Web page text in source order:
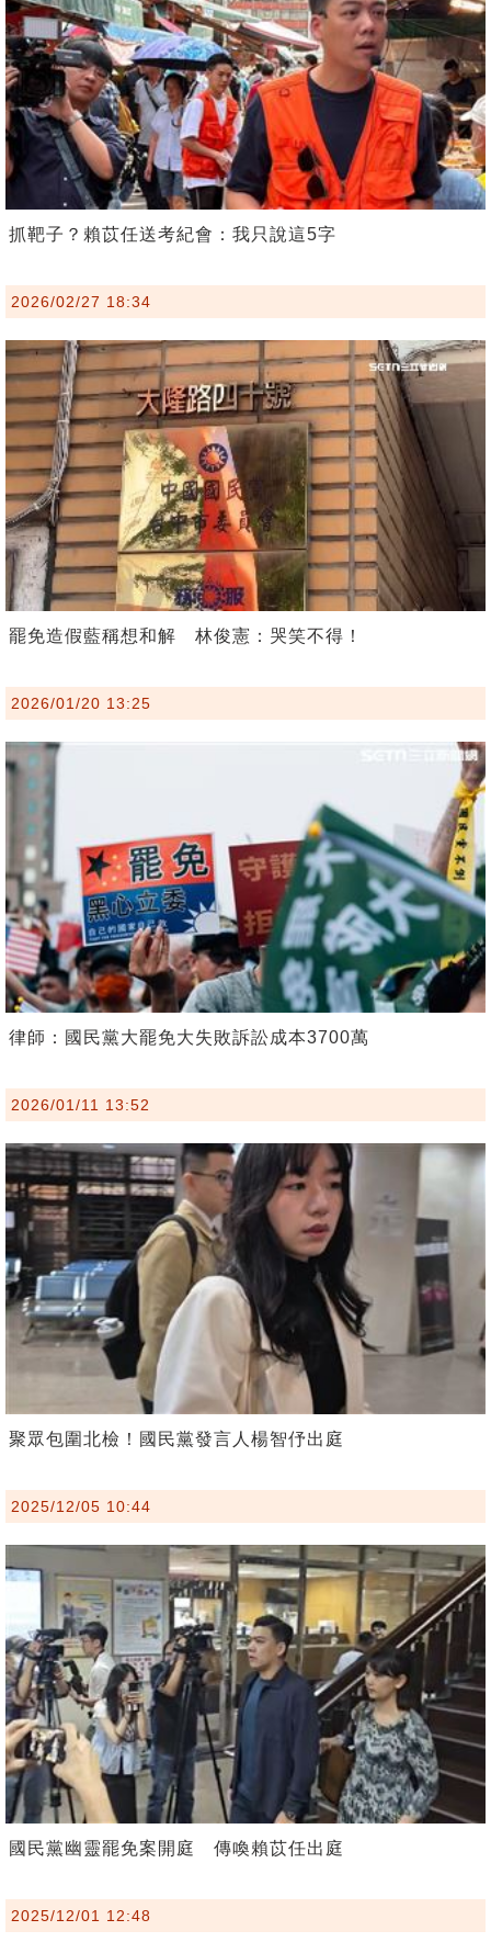
抓靶子？賴苡任送考紀會：我只說這5字
2026/02/27 18:34
罷免造假藍稱想和解 林俊憲：哭笑不得！
2026/01/20 13:25
律師：國民黨大罷免大失敗訴訟成本3700萬
2026/01/11 13:52
聚眾包圍北檢！國民黨發言人楊智伃出庭
2025/12/05 10:44
國民黨幽靈罷免案開庭 傳喚賴苡任出庭
2025/12/01 12:48